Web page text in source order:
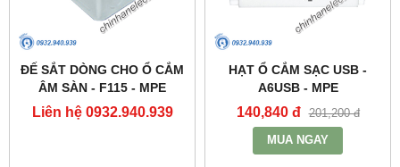
ĐẾ SẮT DÒNG CHO Ổ CẮM
ÂM SÀN - F115 - MPE
Liên hệ 0932.940.939
HẠT Ổ CẮM SẠC USB -
A6USB - MPE
140,840 đ 201,200 đ
MUA NGAY